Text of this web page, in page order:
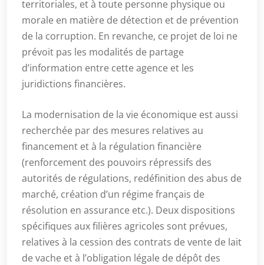
territoriales, et à toute personne physique ou
morale en matière de détection et de prévention
de la corruption. En revanche, ce projet de loi ne
prévoit pas les modalités de partage
d’information entre cette agence et les
juridictions financières.
La modernisation de la vie économique est aussi
recherchée par des mesures relatives au
financement et à la régulation financière
(renforcement des pouvoirs répressifs des
autorités de régulations, redéfinition des abus de
marché, création d’un régime français de
résolution en assurance etc.). Deux dispositions
spécifiques aux filières agricoles sont prévues,
relatives à la cession des contrats de vente de lait
de vache et à l’obligation légale de dépôt des